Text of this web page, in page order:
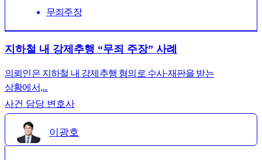
무죄주장
지하철 내 강제추행 “무죄 주장” 사례
의뢰인은 지하철 내 강제추행 혐의로 수사·재판을 받는
상황에서,...
사건 담당 변호사
이광호